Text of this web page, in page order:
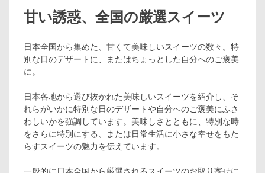
甘い誘惑、全国の厳選スイーツ
日本全国から集めた、甘くて美味しいスイーツの数々。特
別な日のデザートに、またはちょっとした自分へのご褒美
に。
日本各地から選び抜かれた美味しいスイーツを紹介し、そ
れらがいかに特別な日のデザートや自分へのご褒美にふさ
わしいかを強調しています。美味しさとともに、特別な時
をさらに特別にする、または日常生活に小さな幸せをもた
らすスイーツの魅力を伝えています。
一般的に日本全国から厳選されるスイーツのお取り寄せに